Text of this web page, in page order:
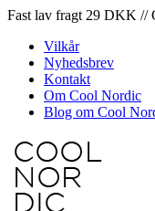
Fast lav fragt 29 DKK //
Vilkår
Nyhedsbrev
Kontakt
Om Cool Nordic
Blog om Cool